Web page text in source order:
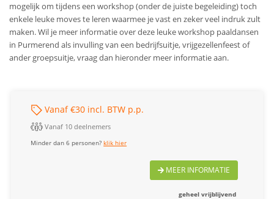
mogelijk om tijdens een workshop (onder de juiste begeleiding) toch
enkele leuke moves te leren waarmee je vast en zeker veel indruk zult
maken. Wil je meer informatie over deze leuke workshop paaldansen
in Purmerend als invulling van een bedrijfsuitje, vrijgezellenfeest of
ander groepsuitje, vraag dan hieronder meer informatie aan.
Vanaf €30 incl. BTW p.p.
Vanaf 10 deelnemers
Minder dan 6 personen?klik hier
MEER INFORMATIE
geheel vrijblijvend